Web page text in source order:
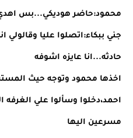
محمود:حاضر هوديكي...بس
جني ببكاء:اتصلوا عليا
حادثه...انا عايزه اشوفه
اخذها محمود وتوجه حيث
احمد،دخلوا وسألوا علي الغرفه
مسرعين اليها